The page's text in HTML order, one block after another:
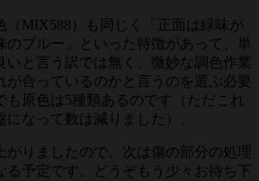
（MIX588）も同じく「正面は緑味が
のブルー」といった特徴があって、単
いと言う訳では無く、微妙な調色作業
が合っているのかと言うのを選ぶ必要
も原色は5種類あるのです（ただこれ
なって数は減りました）。
がりましたので、次は傷の部分の処理
る予定です。どうぞもう少々お待ち下